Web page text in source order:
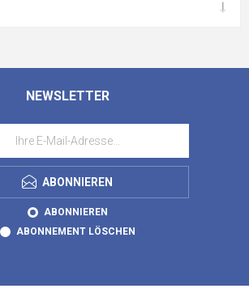
NEWSLETTER
ABONNIEREN
ABONNIEREN
ABONNEMENT LÖSCHEN